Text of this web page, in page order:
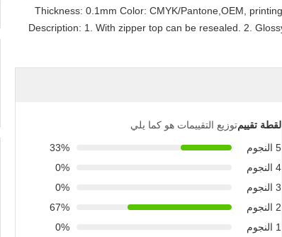
Thickness: 0.1mm Color: CMYK/Pantone,OEM,
Description: 1. With zipper top can be resealed. 2.
لقطة تقييمتوزيع التقييمات هو كما يلي
5 النجوم
33%
4 النجوم
0%
3 النجوم
0%
2 النجوم
67%
1 النجوم
0%